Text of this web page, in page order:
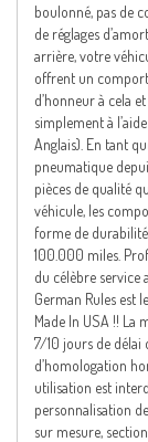
boulonné, pas de
de réglages
arrière, votre
offrent un
d’honneur à cela
simplement à
Anglais). En tant
pneumatique
pièces de qualité
véhicule, les
forme de
100.000 miles.
du célèbre service
German Rules est
Made In USA !! La
7/10 jours de délai
d’homologation
utilisation est
personnalisation
sur mesure,